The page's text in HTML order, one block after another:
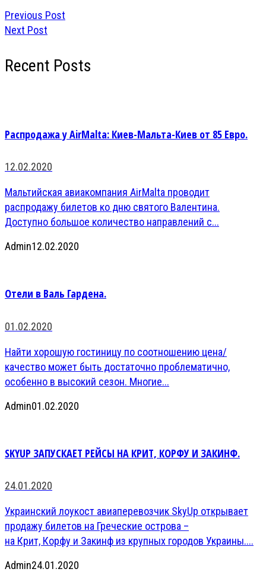
Previous Post
Next Post
Recent Posts
Распродажа у AirMalta: Киев-Мальта-Киев от 85 Евро.
12.02.2020
Мальтийская авиакомпания AirMalta проводит
распродажу билетов ко дню святого Валентина.
Доступно большое количество направлений с...
Admin12.02.2020
Отели в Валь Гардена.
01.02.2020
Найти хорошую гостиницу по соотношению цена/
качество может быть достаточно проблематично,
особенно в высокий сезон. Многие...
Admin01.02.2020
SKYUP ЗАПУСКАЕТ РЕЙСЫ НА КРИТ, КОРФУ И ЗАКИНФ.
24.01.2020
Украинский лоукост авиаперевозчик SkyUp открывает
продажу билетов на Греческие острова –
на Крит, Корфу и Закинф из крупных городов Украины....
Admin24.01.2020